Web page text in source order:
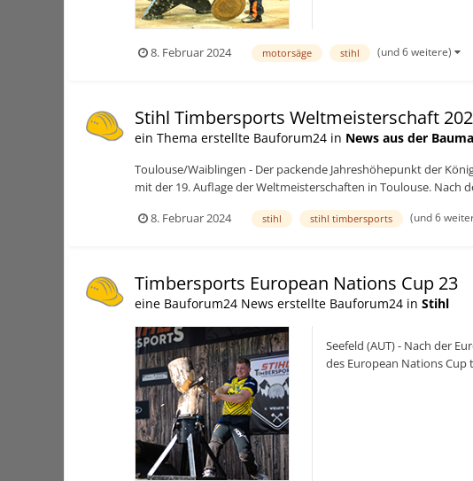
8. Februar 2024 motorsäge stihl (und 6 weitere)
Stihl Timbersports Weltmeisterschaft
ein Thema erstellte Bauforum24 in News aus der
Toulouse/Waiblingen - Der packende Jahreshöhepunkt der
mit der 19. Auflage der Weltmeisterschaften in Toulouse.
8. Februar 2024
stihl stihl timbersports (und 6
Timbersports European Nations Cup 23
eine Bauforum24 News erstellte Bauforum24 in Stihl
Seefeld (AUT) - Nach der
des European Nations Cup